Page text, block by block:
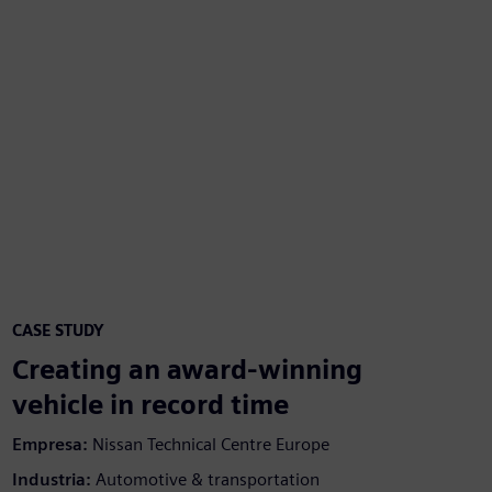
CASE STUDY
Creating an award-winning
vehicle in record time
Empresa: Nissan Technical Centre Europe
Industria: Automotive & transportation